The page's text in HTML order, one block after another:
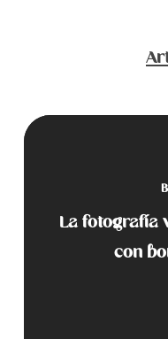
La fotografía
con